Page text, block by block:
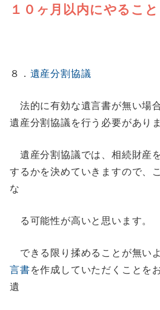
１０ヶ月以内にやること
８． 遺産分割協議
法的に有効な遺言書が無い場
遺産分割協議を行う必要がありま
遺産分割協議では、相続財産
するかを決めていきますので、
な
る可能性が高いと思います。
できる限り揉めることが無い
言書を作成していただくことを
遺